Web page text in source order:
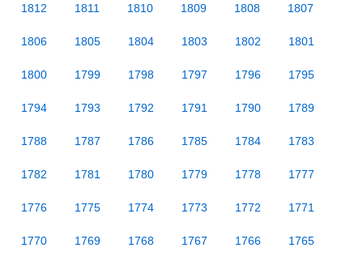
1812 1811 1810 1809 1808 1807
1806 1805 1804 1803 1802 1801
1800 1799 1798 1797 1796 1795
1794 1793 1792 1791 1790 1789
1788 1787 1786 1785 1784 1783
1782 1781 1780 1779 1778 1777
1776 1775 1774 1773 1772 1771
1770 1769 1768 1767 1766 1765